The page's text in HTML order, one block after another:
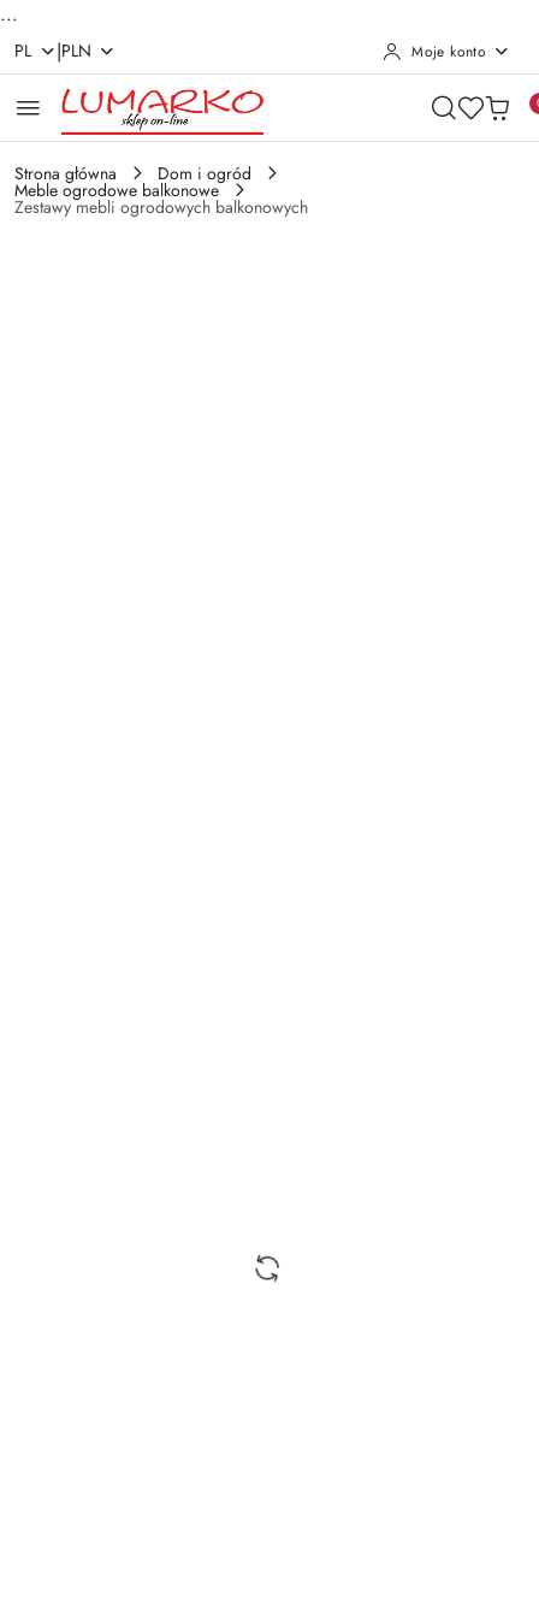
...
Przejdź do treści głównej
Przejdź do wyszukiwarki
Przejdź do moje konto
Przejdź do menu głównego
Przejdź do opisu produktu
Przejdź do stopki
PL |PLN Moje konto
Strona główna Dom i ogród
Meble ogrodowe balkonowe
Zestawy mebli ogrodowych balkonowych